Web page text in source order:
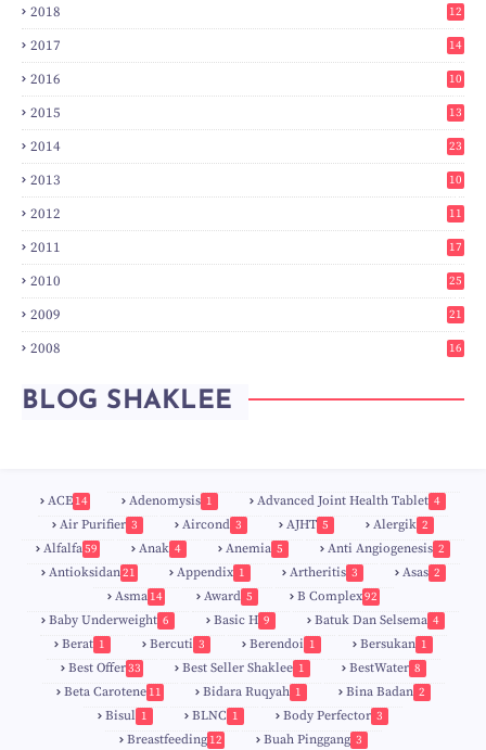
2018
12
8
2017
14
2016
10
3
2015
13
7
2014
23
2
2013
10
0
2012
11
3
2011
17
2010
25
0
2009
21
2008
16
BLOG SHAKLEE
ACE 14 Adenomysis 1 Advanced Joint Health Tablet 4
Air Purifier 3 Aircond 3 AJHT 5 Alergik 2
Alfalfa59 Anak 4 Anemia 5 Anti Angiogenesis 2
Antioksidan21 Appendix 1 Artheritis 3 Asas 2
Asma 14 Award 5 B Complex92
Baby Underweight 6 Basic H 9 Batuk Dan Selsema 4
Berat 1 Bercuti 3 Berendoi 1 Bersukan 1
Best Offer33 Best Seller Shaklee 1 BestWater 8
Beta Carotene 11 Bidara Ruqyah 1 Bina Badan 2
Bisul 1 BLNC 1 Body Perfector 3
Breastfeeding 12
Buah Pinggang 3